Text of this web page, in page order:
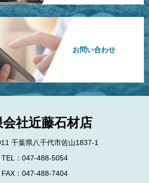
お問い合わせ
会社近藤石材店
千葉県八千代市佐山1837-1
TEL：047-488-5054
FAX：047-488-7404